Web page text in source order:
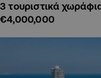
3 τουριστικά
€4,000,000